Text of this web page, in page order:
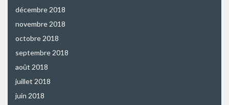
décembre 2018
novembre 2018
octobre 2018
septembre 2018
août 2018
juillet 2018
juin 2018